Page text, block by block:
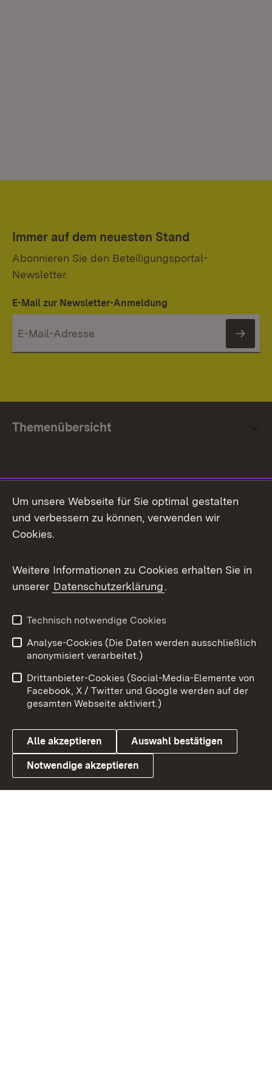
Immer auf dem neuesten Stand
Abonnieren Sie den Beteiligungsportal-
Newsletter.
E-Mail zur Newsletter-Anmeldung
Themenübersicht
Facebook
X / Twitter
Youtube
Link zum Landesportal
Impressum
Kontakt
Barrierefreiheit
Datenschutz
Cookies
Um unsere Webseite für Sie optimal gestalten
und verbessern zu können, verwenden wir
Cookies.
Weitere Informationen zu Cookies erhalten Sie in
unserer Datenschutzerklärung.
Technisch notwendige Cookies
Analyse-Cookies (Die Daten werden ausschließlich
anonymisiert verarbeitet.)
Drittanbieter-Cookies (Social-Media-Elemente von
Facebook, X / Twitter und Google werden auf der
gesamten Webseite aktiviert.)
Alle akzeptieren Auswahl bestätigen
Notwendige akzeptieren